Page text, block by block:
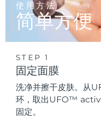
使用方法
简单方便
STEP 1
固定面膜
洗净并擦干皮肤。从
环，取出UFO™
固定。